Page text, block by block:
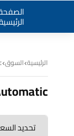
الرئيسية السوق
تحديد